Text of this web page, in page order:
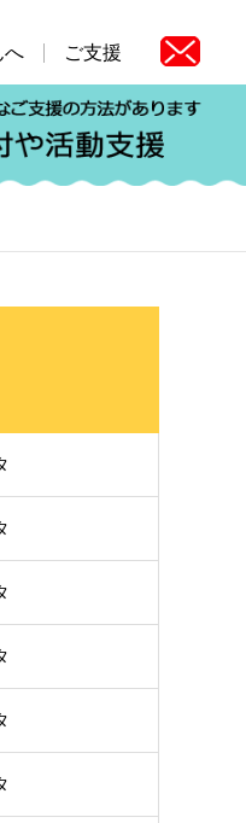
へ ご支援
た患者・家族の皆さん